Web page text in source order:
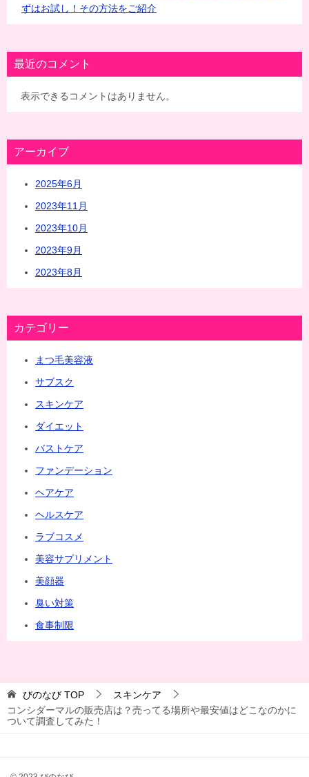
ずはお試し！その方法をご紹介
最近のコメント
表示できるコメントはありません。
アーカイブ
2025年6月
2023年11月
2023年10月
2023年9月
2023年8月
カテゴリー
まつ毛美容液
サブスク
スキンケア
ダイエット
バストケア
ファンデーション
ヘアケア
ヘルスケア
ラブコスメ
美容サプリメント
美顔器
臭い対策
食事制限
びのなび TOP
スキンケア
コンシダーマルの販売店は？売ってる場所や最安値はどこなのかに
ついて調査してみた！